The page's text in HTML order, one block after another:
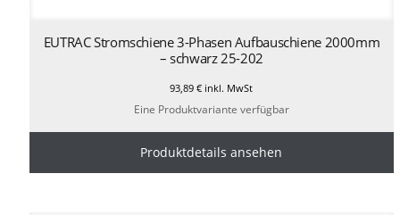
EUTRAC Stromschiene 3-Phasen Aufbauschiene 2000mm
– schwarz 25-202
93,89€ inkl. MwSt
Eine Produktvariante verfügbar
Produktdetails ansehen